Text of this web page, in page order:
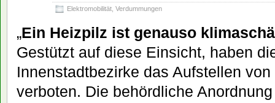
Elektromobilität Verdummungen
„Ein Heizpilz ist genauso
Gestützt auf diese Einsicht, haben
Innenstadtbezirke das Aufstellen
verboten. Die behördliche